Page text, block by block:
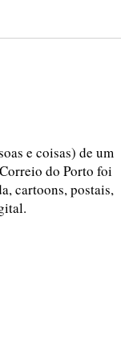
e coisas) de um
do Porto foi
cartoons, postais,